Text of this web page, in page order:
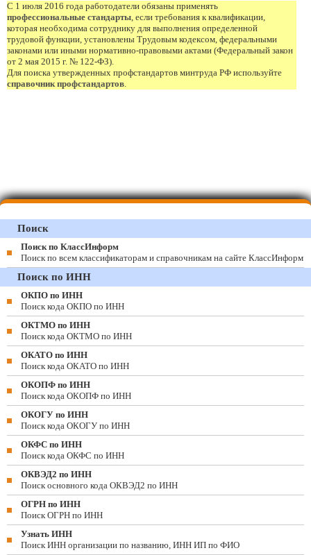
С 1 июля 2016 года работодатели обязаны применять
профессиональные стандарты, если требования к квалификации,
которая необходима сотруднику для выполнения определенной
трудовой функции, установлены Трудовым кодексом, федеральными
законами или иными нормативно-правовыми актами (Федеральный закон
от 2 мая 2015 г. № 122-ФЗ).
Для поиска утвержденных профстандартов минтруда РФ используйте
справочник профстандартов.
Поиск
Поиск по КлассИнформ
Поиск по всем классификаторам и справочникам на сайте КлассИнформ
Поиск по ИНН
ОКПО по ИНН
Поиск кода ОКПО по ИНН
ОКТМО по ИНН
Поиск кода ОКТМО по ИНН
ОКАТО по ИНН
Поиск кода ОКАТО по ИНН
ОКОПФ по ИНН
Поиск кода ОКОПФ по ИНН
ОКОГУ по ИНН
Поиск кода ОКОГУ по ИНН
ОКФС по ИНН
Поиск кода ОКФС по ИНН
ОКВЭД2 по ИНН
Поиск основного кода ОКВЭД2 по ИНН
ОГРН по ИНН
Поиск ОГРН по ИНН
Узнать ИНН
Поиск ИНН организации по названию, ИНН ИП по ФИО